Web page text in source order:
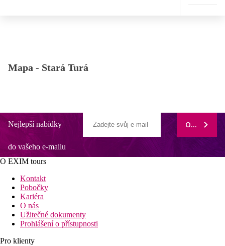
Mapa - Stará Turá
Nejlepší nabídky
do vašeho e-mailu
ODEBÍRAT
O EXIM tours
Kontakt
Pobočky
Kariéra
O nás
Užitečné dokumenty
Prohlášení o přístupnosti
Pro klienty